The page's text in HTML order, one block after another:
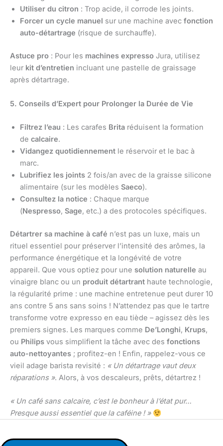
Utiliser du citron : Trop acide, il corrode les joints.
Forcer un cycle manuel sur une machine avec fonction
auto-détartrage (risque de surchauffe).
Astuce pro : Pour les machines expresso Jura, utilisez
leur kit d’entretien incluant une pastelle de graissage
après détartrage.
5. Conseils d’Expert pour Prolonger la Durée de Vie
Filtrez l’eau : Les carafes Brita réduisent la formation
de calcaire.
Vidangez quotidiennement le réservoir et le bac à
marc.
Lubrifiez les joints 2 fois/an avec de la graisse silicone
alimentaire (sur les modèles Saeco).
Consultez la notice : Chaque marque
(Nespresso, Sage, etc.) a des protocoles spécifiques.
Détartrer sa machine à café n’est pas un luxe, mais un
rituel essentiel pour préserver l’intensité des arômes, la
performance énergétique et la longévité de votre
appareil. Que vous optiez pour une solution naturelle au
vinaigre blanc ou un produit détartrant haute technologie,
la régularité prime : une machine entretenue peut durer 10
ans contre 5 ans sans soins ! N’attendez pas que le tartre
transforme votre expresso en eau tiède – agissez dès les
premiers signes. Les marques comme De’Longhi, Krups,
ou Philips vous simplifient la tâche avec des fonctions
auto-nettoyantes ; profitez-en ! Enfin, rappelez-vous ce
vieil adage barista revisité : « Un détartrage vaut deux
réparations ». Alors, à vos descaleurs, prêts, détartrez !
« Un café sans calcaire, c’est le bonheur à l’état pur…
Presque aussi essentiel que la caféine ! »